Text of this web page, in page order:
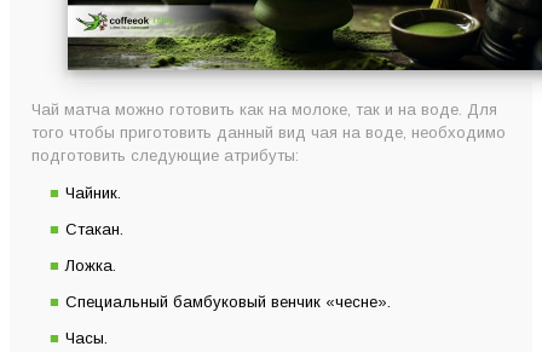
Чай матча можно готовить как на молоке, так и на воде. Для
того чтобы приготовить данный вид чая на воде, необходимо
подготовить следующие атрибуты:
Чайник.
Стакан.
Ложка.
Специальный бамбуковый венчик «чесне».
Часы.